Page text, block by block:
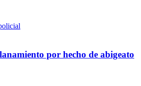
por hecho de abigeato